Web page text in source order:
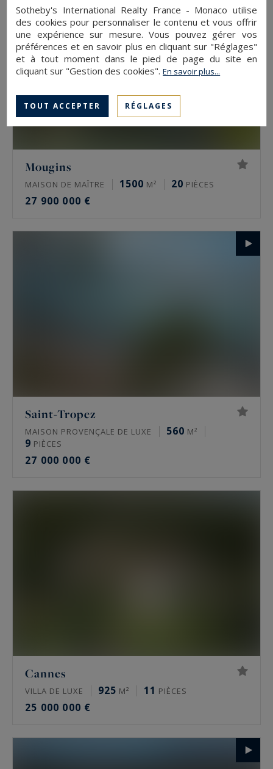
Mougins
MAISON DE MAÎTRE 1500 M² 20 PIÈCES
27 900 000 €
Saint-Tropez
MAISON PROVENÇALE DE LUXE 560 M²
9 PIÈCES
27 000 000 €
Cannes
VILLA DE LUXE 925 M² 11 PIÈCES
25 000 000 €
Sotheby's International Realty France - Monaco utilise
des cookies pour personnaliser le contenu et vous offrir
une expérience sur mesure. Vous pouvez gérer vos
préférences et en savoir plus en cliquant sur "Réglages"
et à tout moment dans le pied de page du site en
cliquant sur "Gestion des cookies".En savoir plus...
TOUT ACCEPTER RÉGLAGES